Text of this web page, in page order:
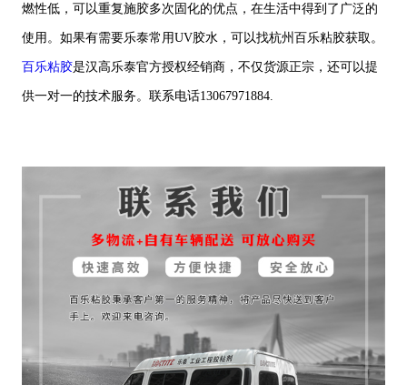
燃性低，可以重复施胶多次固化的优点，在生活中得到了广泛的
使用。如果有需要乐泰常用UV胶水，可以找杭州百乐粘胶获取。
百乐粘胶是汉高乐泰官方授权经销商，不仅货源正宗，还可以提
供一对一的技术服务。联系电话13067971884.